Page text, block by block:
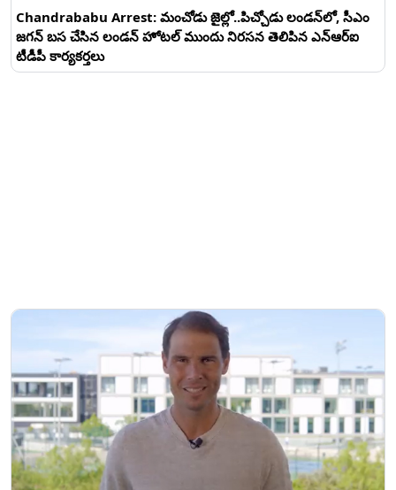
Chandrababu Arrest: మంచోడు జైల్లో..పిచ్చోడు లండన్‌లో, సీఎం
జగన్ బస చేసిన లండన్ హోటల్ ముందు నిరసన తెలిపిన ఎన్ఆర్ఐ
టీడీపీ కార్యకర్తలు